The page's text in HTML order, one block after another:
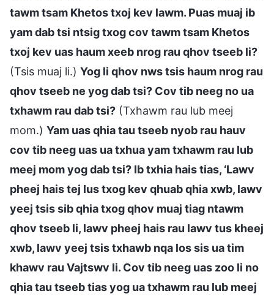
tawm tsam Khetos txoj kev lawm. Puas muaj ib
yam dab tsi ntsig txog cov tawm tsam Khetos
txoj kev uas haum xeeb nrog rau qhov tseeb li?
(Tsis muaj li.) Yog li qhov nws tsis haum nrog rau
qhov tseeb ne yog dab tsi? Cov tib neeg no ua
txhawm rau dab tsi? (Txhawm rau lub meej
mom.) Yam uas qhia tau tseeb nyob rau hauv
cov tib neeg uas ua txhua yam txhawm rau lub
meej mom yog dab tsi? Ib txhia hais tias, ‘Lawv
pheej hais tej lus txog kev qhuab qhia xwb, lawv
yeej tsis sib qhia txog qhov muaj tiag ntawm
qhov tseeb li, lawv pheej hais rau lawv tus kheej
xwb, lawv yeej tsis txhawb nqa los sis ua tim
khawv rau Vajtswv li. Cov tib neeg uas zoo li no
qhia tau tseeb tias yog ua txhawm rau lub meej